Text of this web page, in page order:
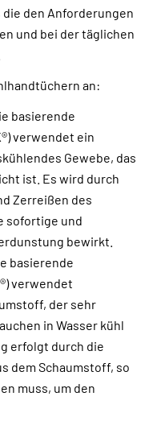
den Anforderungen
und bei der täglichen
an:
basierende
verwendet ein
Gewebe, das
ist. Es wird durch
Zerreißen des
sofortige und
bewirkt.
basierende
verwendet
der sehr
in Wasser kühl
erfolgt durch die
dem Schaumstoff, so
muss, um den